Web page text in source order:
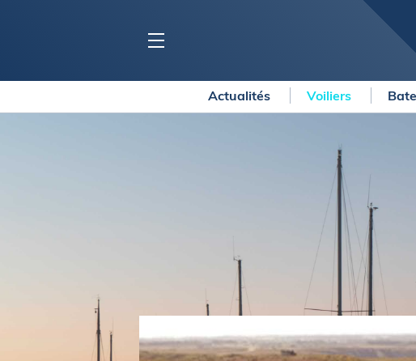
Règlementation
BATEAUX
Bateaux à moteur
La
Transat
Vendée
Arkea
Route du
Guadeloupe
America's
Actualités Voiliers